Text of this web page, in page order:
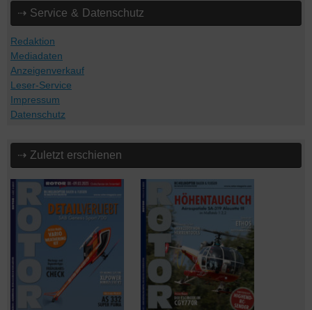
⇢ Service & Datenschutz
Redaktion
Mediadaten
Anzeigenverkauf
Leser-Service
Impressum
Datenschutz
⇢ Zuletzt erschienen